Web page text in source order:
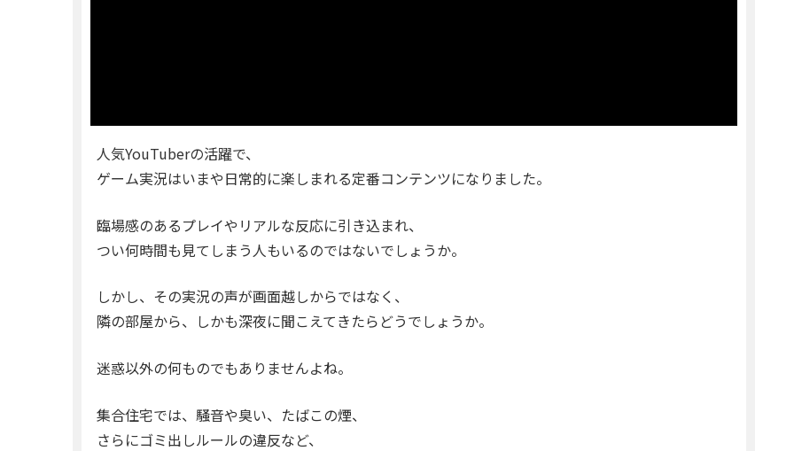
人気YouTuberの活躍で、
ゲーム実況はいまや日常的に楽しまれる定番コンテンツになりました。
臨場感のあるプレイやリアルな反応に引き込まれ、
つい何時間も見てしまう人もいるのではないでしょうか。
しかし、その実況の声が画面越しからではなく、
隣の部屋から、しかも深夜に聞こえてきたらどうでしょうか。
迷惑以外の何ものでもありませんよね。
集合住宅では、騒音や臭い、たばこの煙、
さらにゴミ出しルールの違反など、